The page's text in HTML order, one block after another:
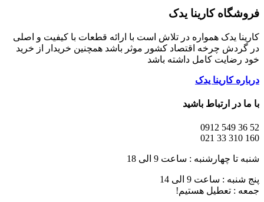
فروشگاه کارینا یدک
کارینا یدک همواره در تلاش است با ارائه قطعات با کیفیت و اصلی
در گردش چرخه اقتصاد کشور موثر باشد همچنین خریدار از خرید
خود رضایت کامل داشته باشد
درباره کارینا یدک
با ما در ارتباط باشید
52 36 549 0912
160 310 33 021
شنبه تا چهارشنبه : ساعت 9 الی 18
پنج شنبه : ساعت 9 الی 14
جمعه : تعطیل هستیم!